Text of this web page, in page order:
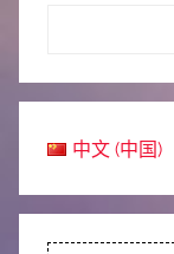
中文 (中国)